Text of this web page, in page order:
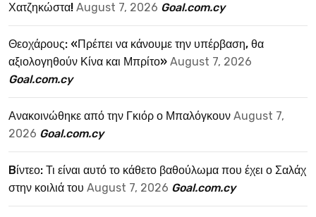
Χατζηκώστα! August 7, 2026 Goal.com.cy
Θεοχάρους: «Πρέπει να κάνουμε την υπέρβαση, θα
αξιολογηθούν Κίνα και Μπρίτο» August 7, 2026
Goal.com.cy
Ανακοινώθηκε από την Γκιόρ ο Μπαλόγκουν August 7,
2026 Goal.com.cy
Bίντεο: Τι είναι αυτό το κάθετο βαθούλωμα που έχει ο Σαλάχ
στην κοιλιά του August 7, 2026 Goal.com.cy